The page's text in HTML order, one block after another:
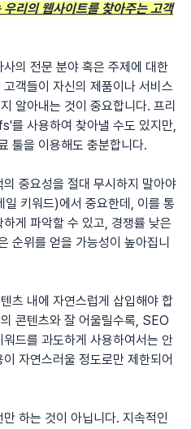
리의 웹사이트를 찾아주는 고객
의 전문 분야 혹은 주제에 대한
객들이 자신의 제품이나 서비스
알아내는 것이 중요합니다. 프리
사용하여 찾아낼 수도 있지만,
툴을 이용해도 충분합니다.
중요성을 절대 무시하지 말아야
키워드)에서 중요한데, 이를 통
게 파악할 수 있고, 경쟁률 낮은
순위를 얻을 가능성이 높아집니
츠 내에 자연스럽게 삽입해야 합
콘텐츠와 잘 어울릴수록, SEO
드를 과도하게 사용하여서는 안
자연스러울 정도로만 제한되어
하는 것이 아닙니다. 지속적인